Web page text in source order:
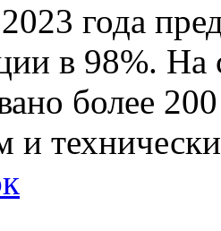
года
в 98%.
более
и